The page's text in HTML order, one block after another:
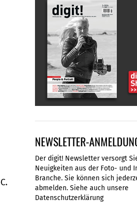
NEWSLETTER-
Der digit! Newsletter versorgt
Neuigkeiten aus der Foto- und
Branche. Sie können sich
abmelden. Siehe auch unsere
Datenschutzerklärung